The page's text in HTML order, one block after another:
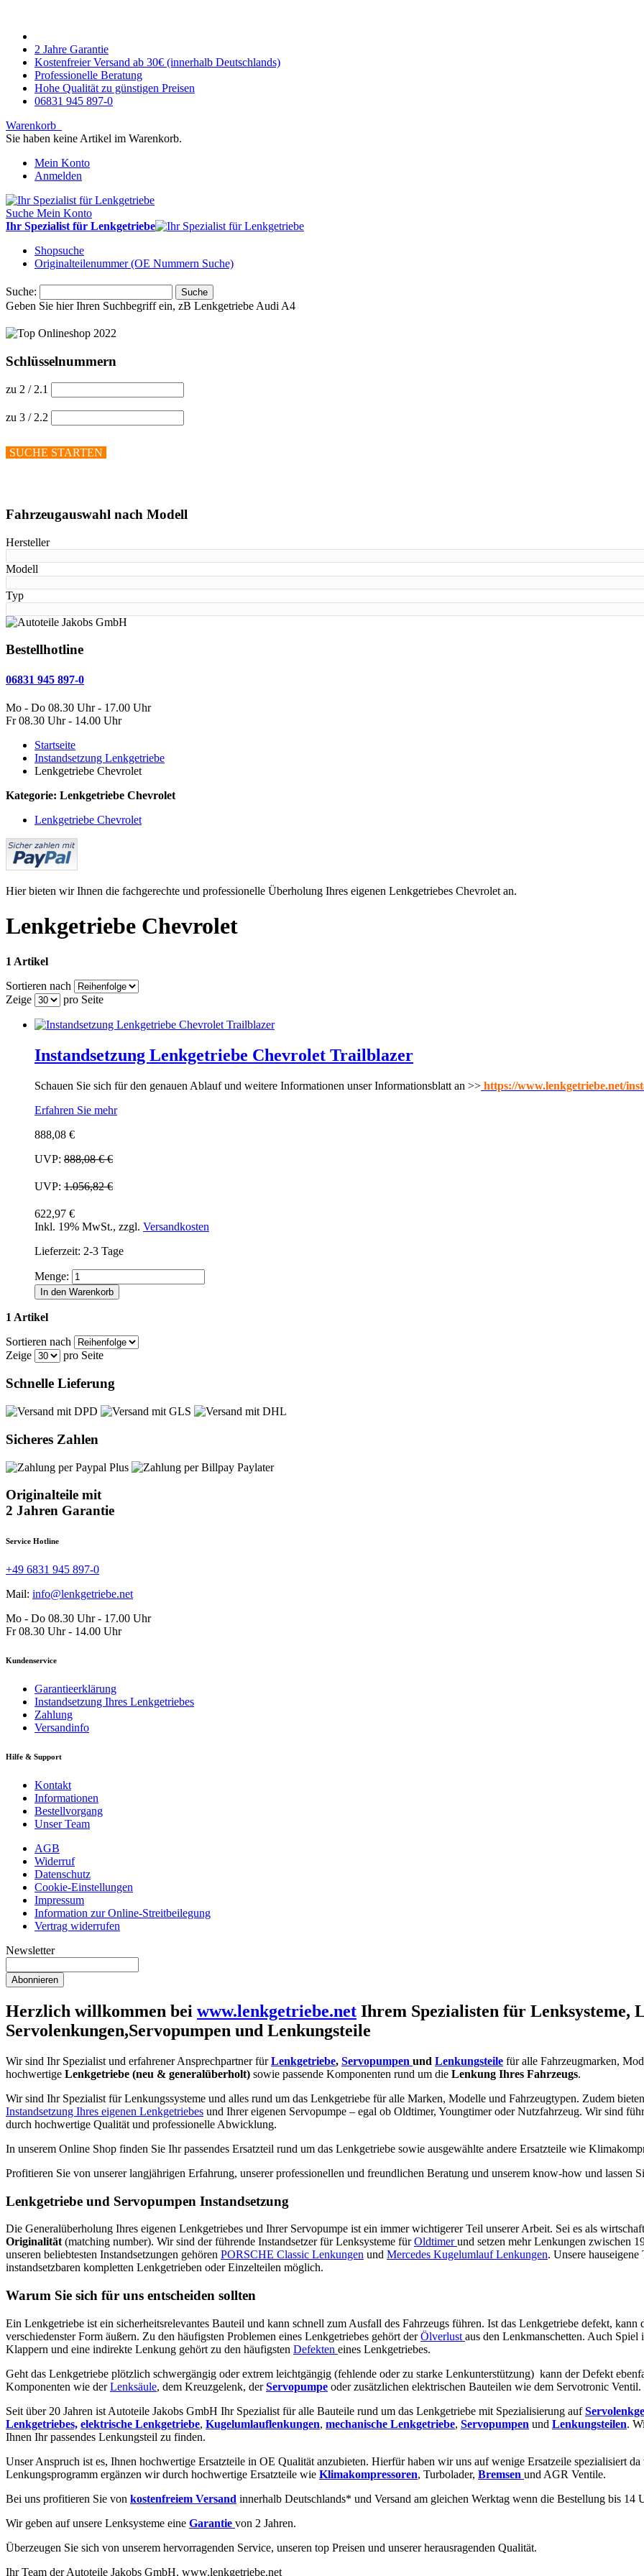
2 Jahre Garantie
Kostenfreier Versand ab 30€ (innerhalb Deutschlands)
Professionelle Beratung
Hohe Qualität zu günstigen Preisen
06831 945 897-0
Warenkorb
Sie haben keine Artikel im Warenkorb.
Mein Konto
Anmelden
Suche Mein Konto
Ihr Spezialist für Lenkgetriebe
Shopsuche
Originalteilenummer (OE Nummern Suche)
Suche: Suche
Geben Sie hier Ihren Suchbegriff ein, zB Lenkgetriebe Audi A4
Schlüsselnummern
zu 2 / 2.1
zu 3 / 2.2
SUCHE STARTEN
Fahrzeugauswahl nach Modell
Hersteller
Modell
Typ
Bestellhotline
06831 945 897-0
Mo - Do 08.30 Uhr - 17.00 Uhr
Fr 08.30 Uhr - 14.00 Uhr
Startseite
Instandsetzung Lenkgetriebe
Lenkgetriebe Chevrolet
Kategorie: Lenkgetriebe Chevrolet
Lenkgetriebe Chevrolet
Hier bieten wir Ihnen die fachgerechte und professionelle Überholung Ihres eigenen Lenkgetriebes Chevrolet an.
Lenkgetriebe Chevrolet
1 Artikel
Sortieren nach
Zeige
pro Seite
Instandsetzung Lenkgetriebe Chevrolet Trailblazer
Schauen Sie sich für den genauen Ablauf und weitere Informationen unser Informationsblatt an >> https://www.lenkgetriebe.net/
Erfahren Sie mehr
888,08 €
UVP: 888,08 €€
UVP: 1.056,82 €
622,97 €
Inkl. 19% MwSt., zzgl. Versandkosten
Lieferzeit: 2-3 Tage
Menge:
In den Warenkorb
1 Artikel
Sortieren nach
Zeige
pro Seite
Schnelle Lieferung
Sicheres Zahlen
Originalteile mit
2 Jahren Garantie
Service Hotline
+49 6831 945 897-0
Mail: info@lenkgetriebe.net
Mo - Do 08.30 Uhr - 17.00 Uhr
Fr 08.30 Uhr - 14.00 Uhr
Kundenservice
Garantieerklärung
Instandsetzung Ihres Lenkgetriebes
Zahlung
Versandinfo
Hilfe & Support
Kontakt
Informationen
Bestellvorgang
Unser Team
AGB
Widerruf
Datenschutz
Cookie-Einstellungen
Impressum
Information zur Online-Streitbeilegung
Vertrag widerrufen
Newsletter
Abonnieren
Herzlich willkommen bei www.lenkgetriebe.net Ihrem Spezialisten für Lenksysteme,
Servolenkungen,Servopumpen und Lenkungsteile
Wir sind Ihr Spezialist und erfahrener Ansprechpartner fürLenkgetriebe, Servopumpen und Lenkungsteile für alle Fahrzeugmarken,
hochwertige Lenkgetriebe (neu & generalüberholt) sowie passende Komponenten rund um die Lenkung Ihres Fahrzeugs.
Wir sind Ihr Spezialist für Lenkungssysteme und alles rund um das Lenkgetriebe für alle Marken, Modelle und Fahrzeugtypen. Zudem
Instandsetzung Ihres eigenen Lenkgetriebes und Ihrer eigenen Servopumpe – egal ob Oldtimer, Youngtimer oder Nutzfahrzeug. Wir sind
durch hochwertige Qualität und professionelle Abwicklung.
In unserem Online Shop finden Sie Ihr passendes Ersatzteil rund um das Lenkgetriebe sowie ausgewählte andere Ersatzteile wie
Profitieren Sie von unserer langjährigen Erfahrung, unserer professionellen und freundlichen Beratung und unserem know-how und lassen
Lenkgetriebe und Servopumpen Instandsetzung
Die Generalüberholung Ihres eigenen Lenkgetriebes und Ihrer Servopumpe ist ein immer wichtigerer Teil unserer Arbeit. Sei es als
Originalität (matching number). Wir sind der führende Instandsetzer für Lenksysteme fürOldtimerund setzen mehr Lenkungen zwischen
unseren beliebtesten Instandsetzungen gehören PORSCHE Classic Lenkungen und Mercedes Kugelumlauf Lenkungen. Unsere
instandsetzbaren kompletten Lenkgetrieben oder Einzelteilen möglich.
Warum Sie sich für uns entscheiden sollten
Ein Lenkgetriebe ist ein sicherheitsrelevantes Bauteil und kann schnell zum Ausfall des Fahrzeugs führen. Ist das Lenkgetriebe defekt,
verschiedenster Form äußern. Zu den häufigsten Problemen eines Lenkgetriebes gehört derÖlverlust aus den Lenkmanschetten. Auch Spiel
Klappern und eine indirekte Lenkung gehört zu den häufigsten Defekten eines Lenkgetriebes.
Geht das Lenkgetriebe plötzlich schwergängig oder extrem leichtgängig (fehlende oder zu starke Lenkunterstützung) kann der Defekt
Komponenten wie derLenksäule, dem Kreuzgelenk, derServopumpe oder zusätzlichen elektrischen Bauteilen wie dem Servotronic Ventil.
Seit über 20 Jahren ist Autoteile Jakobs GmbH Ihr Spezialist für alle Bauteile rund um das Lenkgetriebe mit Spezialisierung auf
Lenkgetriebes, elektrische Lenkgetriebe, Kugelumlauflenkungen, mechanische Lenkgetriebe, Servopumpen und Lenkungsteilen.
Ihnen Ihr passendes Lenkungsteil zu finden.
Unser Anspruch ist es, Ihnen hochwertige Ersatzteile in OE Qualität anzubieten. Hierfür haben wir uns auf wenige Ersatzeile spezialisiert
Lenkungsprogramm ergänzen wir durch hochwertige Ersatzteile wie Klimakompressoren, Turbolader, Bremsen und AGR Ventile.
Bei uns profitieren Sie von kostenfreiem Versand innerhalb Deutschlands* und Versand am gleichen Werktag wenn die Bestellung bis 14
Wir geben auf unsere Lenksysteme eine Garantie von 2 Jahren.
Überzeugen Sie sich von unserem hervorragenden Service, unseren top Preisen und unserer herausragenden Qualität.
Ihr Team der Autoteile Jakobs GmbH. www.lenkgetriebe.net